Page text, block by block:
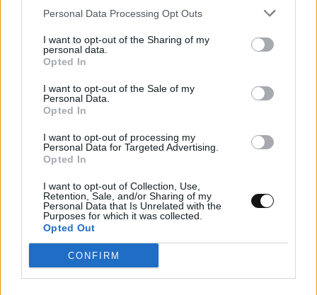
Personal Data Processing Opt Outs
I want to opt-out of the Sharing of my
personal data.
Opted In
I want to opt-out of the Sale of my
Personal Data.
Opted In
I want to opt-out of processing my
Personal Data for Targeted Advertising.
Opted In
I want to opt-out of Collection, Use,
Retention, Sale, and/or Sharing of my
Personal Data that Is Unrelated with the
Purposes for which it was collected.
Opted Out
CONFIRM
δεδομένα από το Microsoft 365 με
υποκλοπή εταιρικών συνεδριών
ΤΕΧΝΟΛΟΓΊΑ 22:00, 09/08/2026